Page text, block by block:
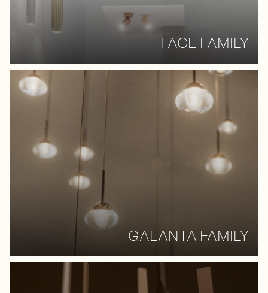
FACE FAMILY
GALANTA FAMILY